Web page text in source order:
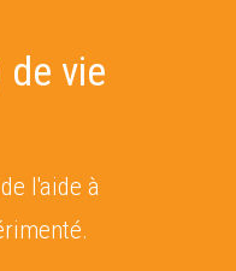
vie
l'aide à